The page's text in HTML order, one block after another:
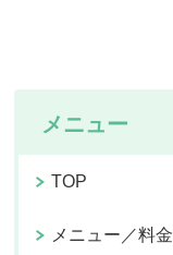
メニュー
TOP
メニュー／料金